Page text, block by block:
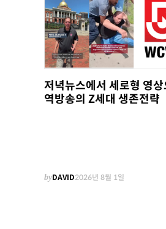
저녁뉴스에서 세로형 영
역방송의 Z세대 생존전략
byDAVID2026년 8월 1일